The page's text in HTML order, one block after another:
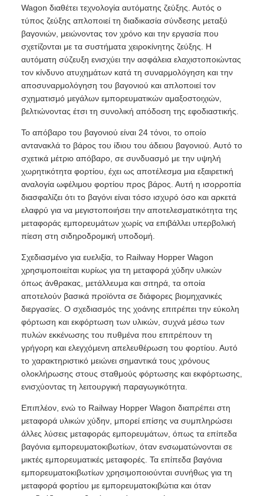
Wagon διαθέτει τεχνολογία αυτόματης ζεύξης. Αυτός ο
τύπος ζεύξης απλοποιεί τη διαδικασία σύνδεσης μεταξύ
βαγονιών, μειώνοντας τον χρόνο και την εργασία που
σχετίζονται με τα συστήματα χειροκίνητης ζεύξης. Η
αυτόματη σύζευξη ενισχύει την ασφάλεια ελαχιστοποιώντας
τον κίνδυνο ατυχημάτων κατά τη συναρμολόγηση και την
αποσυναρμολόγηση του βαγονιού και απλοποιεί τον
σχηματισμό μεγάλων εμπορευματικών αμαξοστοιχιών,
βελτιώνοντας έτσι τη συνολική απόδοση της εφοδιαστικής.
Το απόβαρο του βαγονιού είναι 24 τόνοι, το οποίο
αντανακλά το βάρος του ίδιου του άδειου βαγονιού. Αυτό το
σχετικά μέτριο απόβαρο, σε συνδυασμό με την υψηλή
χωρητικότητα φορτίου, έχει ως αποτέλεσμα μια εξαιρετική
αναλογία ωφέλιμου φορτίου προς βάρος. Αυτή η ισορροπία
διασφαλίζει ότι το βαγόνι είναι τόσο ισχυρό όσο και αρκετά
ελαφρύ για να μεγιστοποιήσει την αποτελεσματικότητα της
μεταφοράς εμπορευμάτων χωρίς να επιβάλλει υπερβολική
πίεση στη σιδηροδρομική υποδομή.
Σχεδιασμένο για ευελιξία, το Railway Hopper Wagon
χρησιμοποιείται κυρίως για τη μεταφορά χύδην υλικών
όπως άνθρακας, μετάλλευμα και σιτηρά, τα οποία
αποτελούν βασικά προϊόντα σε διάφορες βιομηχανικές
διεργασίες. Ο σχεδιασμός της χοάνης επιτρέπει την εύκολη
φόρτωση και εκφόρτωση των υλικών, συχνά μέσω των
πυλών εκκένωσης του πυθμένα που επιτρέπουν τη
γρήγορη και ελεγχόμενη απελευθέρωση του φορτίου. Αυτό
το χαρακτηριστικό μειώνει σημαντικά τους χρόνους
ολοκλήρωσης στους σταθμούς φόρτωσης και εκφόρτωσης,
ενισχύοντας τη λειτουργική παραγωγικότητα.
Επιπλέον, ενώ το Railway Hopper Wagon διαπρέπει στη
μεταφορά υλικών χύδην, μπορεί επίσης να συμπληρώσει
άλλες λύσεις μεταφοράς εμπορευμάτων, όπως τα επίπεδα
βαγόνια εμπορευματοκιβωτίων, όταν ενσωματώνονται σε
μικτές εμπορευματικές μεταφορές. Τα επίπεδα βαγόνια
εμπορευματοκιβωτίων χρησιμοποιούνται συνήθως για τη
μεταφορά φορτίου με εμπορευματοκιβώτια και όταν